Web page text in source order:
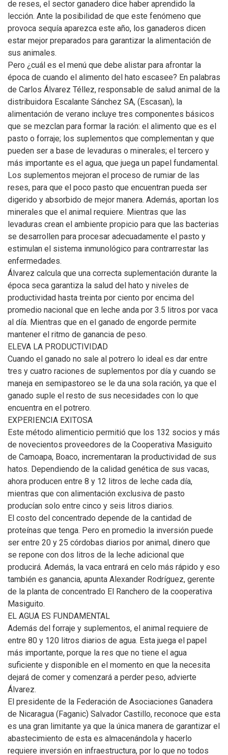
de reses, el sector ganadero dice haber aprendido la
lección. Ante la posibilidad de que este fenómeno que
provoca sequía aparezca este año, los ganaderos dicen
estar mejor preparados para garantizar la alimentación de
sus animales.
Pero ¿cuál es el menú que debe alistar para afrontar la
época de cuando el alimento del hato escasee? En palabras
de Carlos Álvarez Téllez, responsable de salud animal de la
distribuidora Escalante Sánchez SA, (Escasan), la
alimentación de verano incluye tres componentes básicos
que se mezclan para formar la ración: el alimento que es el
pasto o forraje; los suplementos que complementan y que
pueden ser a base de levaduras o minerales; el tercero y
más importante es el agua, que juega un papel fundamental.
Los suplementos mejoran el proceso de rumiar de las
reses, para que el poco pasto que encuentran pueda ser
digerido y absorbido de mejor manera. Además, aportan los
minerales que el animal requiere. Mientras que las
levaduras crean el ambiente propicio para que las bacterias
se desarrollen para procesar adecuadamente el pasto y
estimulan el sistema inmunológico para contrarrestar las
enfermedades.
Álvarez calcula que una correcta suplementación durante la
época seca garantiza la salud del hato y niveles de
productividad hasta treinta por ciento por encima del
promedio nacional que en leche anda por 3.5 litros por vaca
al día. Mientras que en el ganado de engorde permite
mantener el ritmo de ganancia de peso.
ELEVA LA PRODUCTIVIDAD
Cuando el ganado no sale al potrero lo ideal es dar entre
tres y cuatro raciones de suplementos por día y cuando se
maneja en semipastoreo se le da una sola ración, ya que el
ganado suple el resto de sus necesidades con lo que
encuentra en el potrero.
EXPERIENCIA EXITOSA
Este método alimenticio permitió que los 132 socios y más
de novecientos proveedores de la Cooperativa Masiguito
de Camoapa, Boaco, incrementaran la productividad de sus
hatos. Dependiendo de la calidad genética de sus vacas,
ahora producen entre 8 y 12 litros de leche cada día,
mientras que con alimentación exclusiva de pasto
producían solo entre cinco y seis litros diarios.
El costo del concentrado depende de la cantidad de
proteínas que tenga. Pero en promedio la inversión puede
ser entre 20 y 25 córdobas diarios por animal, dinero que
se repone con dos litros de la leche adicional que
producirá. Además, la vaca entrará en celo más rápido y eso
también es ganancia, apunta Alexander Rodríguez, gerente
de la planta de concentrado El Ranchero de la cooperativa
Masiguito.
EL AGUA ES FUNDAMENTAL
Además del forraje y suplementos, el animal requiere de
entre 80 y 120 litros diarios de agua. Esta juega el papel
más importante, porque la res que no tiene el agua
suficiente y disponible en el momento en que la necesita
dejará de comer y comenzará a perder peso, advierte
Álvarez.
El presidente de la Federación de Asociaciones Ganadera
de Nicaragua (Faganic) Salvador Castillo, reconoce que esta
es una gran limitante ya que la única manera de garantizar el
abastecimiento de esta es almacenándola y hacerlo
requiere inversión en infraestructura, por lo que no todos